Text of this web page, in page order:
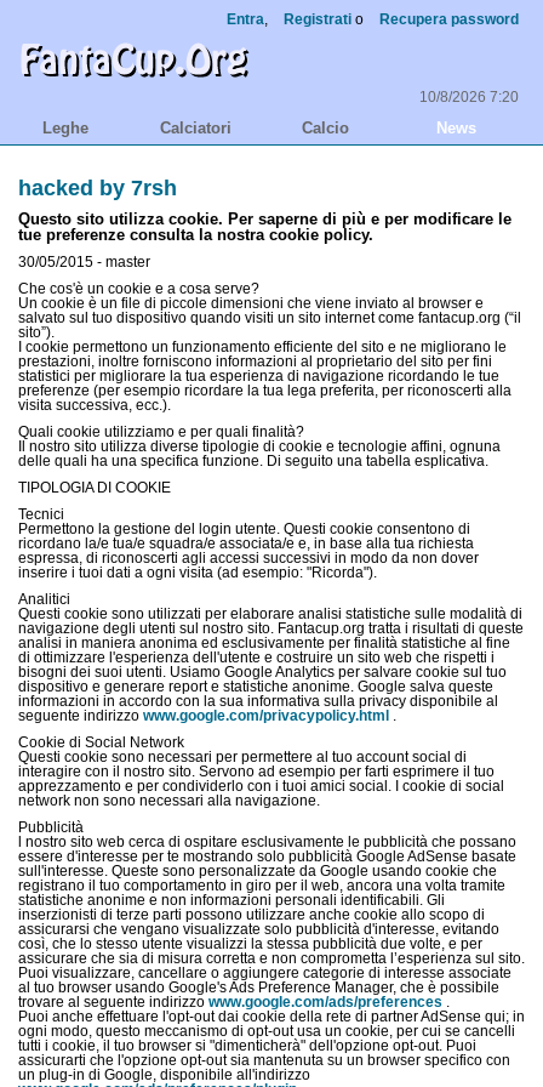
Entra, Registrati o Recupera password
10/8/2026 7:20
Leghe Calciatori Calcio News
hacked by 7rsh
Questo sito utilizza cookie. Per saperne di più e per modificare le
tue preferenze consulta la nostra cookie policy.
30/05/2015 - master
Che cos'è un cookie e a cosa serve?
Un cookie è un file di piccole dimensioni che viene inviato al browser e
salvato sul tuo dispositivo quando visiti un sito internet come fantacup.org (“il
sito”).
I cookie permettono un funzionamento efficiente del sito e ne migliorano le
prestazioni, inoltre forniscono informazioni al proprietario del sito per fini
statistici per migliorare la tua esperienza di navigazione ricordando le tue
preferenze (per esempio ricordare la tua lega preferita, per riconoscerti alla
visita successiva, ecc.).
Quali cookie utilizziamo e per quali finalità?
Il nostro sito utilizza diverse tipologie di cookie e tecnologie affini, ognuna
delle quali ha una specifica funzione. Di seguito una tabella esplicativa.
TIPOLOGIA DI COOKIE
Tecnici
Permettono la gestione del login utente. Questi cookie consentono di
ricordano la/e tua/e squadra/e associata/e e, in base alla tua richiesta
espressa, di riconoscerti agli accessi successivi in modo da non dover
inserire i tuoi dati a ogni visita (ad esempio: "Ricorda").
Analitici
Questi cookie sono utilizzati per elaborare analisi statistiche sulle modalità di
navigazione degli utenti sul nostro sito. Fantacup.org tratta i risultati di queste
analisi in maniera anonima ed esclusivamente per finalità statistiche al fine
di ottimizzare l'esperienza dell'utente e costruire un sito web che rispetti i
bisogni dei suoi utenti. Usiamo Google Analytics per salvare cookie sul tuo
dispositivo e generare report e statistiche anonime. Google salva queste
informazioni in accordo con la sua informativa sulla privacy disponibile al
seguente indirizzo www.google.com/privacypolicy.html .
Cookie di Social Network
Questi cookie sono necessari per permettere al tuo account social di
interagire con il nostro sito. Servono ad esempio per farti esprimere il tuo
apprezzamento e per condividerlo con i tuoi amici social. I cookie di social
network non sono necessari alla navigazione.
Pubblicità
l nostro sito web cerca di ospitare esclusivamente le pubblicità che possano
essere d'interesse per te mostrando solo pubblicità Google AdSense basate
sull'interesse. Queste sono personalizzate da Google usando cookie che
registrano il tuo comportamento in giro per il web, ancora una volta tramite
statistiche anonime e non informazioni personali identificabili. Gli
inserzionisti di terze parti possono utilizzare anche cookie allo scopo di
assicurarsi che vengano visualizzate solo pubblicità d'interesse, evitando
così, che lo stesso utente visualizzi la stessa pubblicità due volte, e per
assicurare che sia di misura corretta e non comprometta l’esperienza sul sito.
Puoi visualizzare, cancellare o aggiungere categorie di interesse associate
al tuo browser usando Google's Ads Preference Manager, che è possibile
trovare al seguente indirizzo www.google.com/ads/preferences .
Puoi anche effettuare l'opt-out dai cookie della rete di partner AdSense qui; in
ogni modo, questo meccanismo di opt-out usa un cookie, per cui se cancelli
tutti i cookie, il tuo browser si "dimenticherà" dell'opzione opt-out. Puoi
assicurarti che l'opzione opt-out sia mantenuta su un browser specifico con
un plug-in di Google, disponibile all'indirizzo